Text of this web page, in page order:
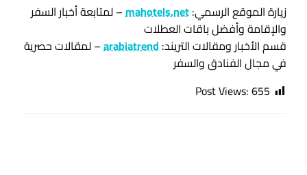
زيارة الموقع الرسمي:mahotels.net– لمتابعة أخبار السفر
والإقامة وأفضل باقات العطلات
قسم الأخبار ومقالات التريند: arabiatrend– لمقالات حصرية
في مجال الفنادق والسفر
Post Views:655